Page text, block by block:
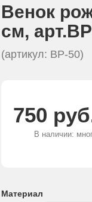
Венок
см,
(артикул: ВР-50)
750
В наличии:
Материал